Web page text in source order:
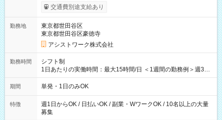
間】試用期間なし
交通費別途支給あり
勤務地
東京都世田谷区
東京都世田谷区豪徳寺
アシストワーク株式会社
勤務時間
シフト制
1日あたりの実働時間：最大15時間/日 ＜1週間の勤務例＞週3回
勤務 勤務：月・水・金 休み：火・木・土・日 好きな時にお仕事
可能です！ ※1日あたりの最大実働時間は日勤、夜勤共に勤務し
期間 単発・1日のみOK
特徴
週1日からOK / 日払いOK / 副業・WワークOK / 10名以上の大量
募集